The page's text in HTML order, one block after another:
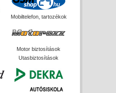
Mobiltelefon, tartozékok
Motor biztosítások
Utasbiztosítások